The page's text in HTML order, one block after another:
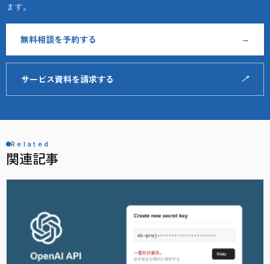
ます。
無料相談を予約する →
サービス資料を請求する ↗
Related
関連記事